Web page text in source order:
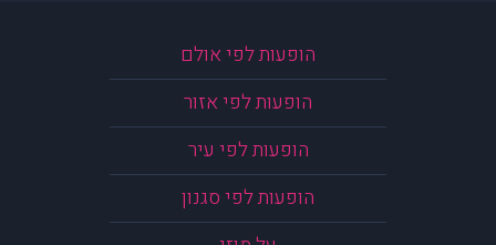
הופעות לפי אולם
הופעות לפי אזור
הופעות לפי עיר
הופעות לפי סגנון